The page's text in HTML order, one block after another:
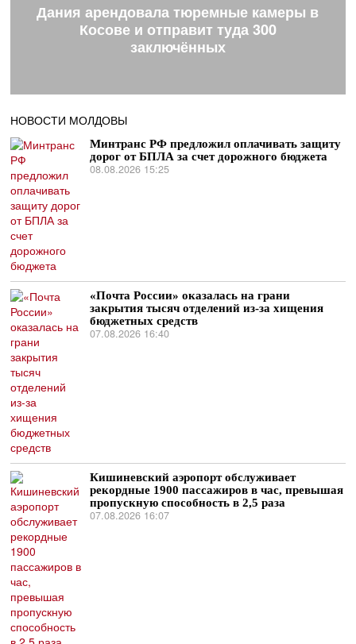
Дания арендовала тюремные камеры в
Косове и отправит туда 300
заключённых
НОВОСТИ МОЛДОВЫ
Минтранс РФ предложил оплачивать защиту
дорог от БПЛА за счет дорожного бюджета
08.08.2026 15:25
«Почта России» оказалась на грани
закрытия тысяч отделений из-за хищения
бюджетных средств
07.08.2026 16:40
Кишиневский аэропорт обслуживает
рекордные 1900 пассажиров в час, превышая
пропускную способность в 2,5 раза
07.08.2026 16:07